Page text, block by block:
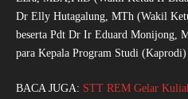
Dr Elly Hutagalung, MTh (Wakil
beserta Pdt Dr Ir Eduard Monijong,
para Kepala Program Studi (Kaprodi)
BACA JUGA: STT REM Gelar